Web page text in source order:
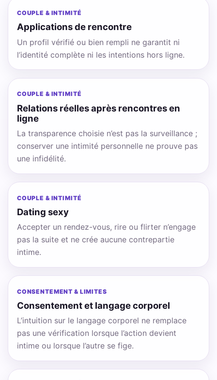
COUPLE & INTIMITÉ
Applications de rencontre
Un profil vérifié ou bien rempli ne garantit ni
l’identité complète ni les intentions hors ligne.
COUPLE & INTIMITÉ
Relations réelles après rencontres en
ligne
La transparence choisie n’est pas la surveillance ;
conserver une intimité personnelle ne prouve pas
une infidélité.
COUPLE & INTIMITÉ
Dating sexy
Accepter un rendez-vous, rire ou flirter n’engage
pas la suite et ne crée aucune contrepartie
intime.
CONSENTEMENT & LIMITES
Consentement et langage corporel
L’intuition sur le langage corporel ne remplace
pas une vérification lorsque l’action devient
intime ou lorsque l’autre se fige.